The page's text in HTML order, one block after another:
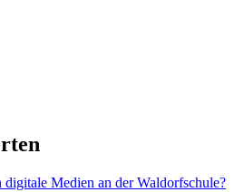
digitale Medien an der Waldorfschule?